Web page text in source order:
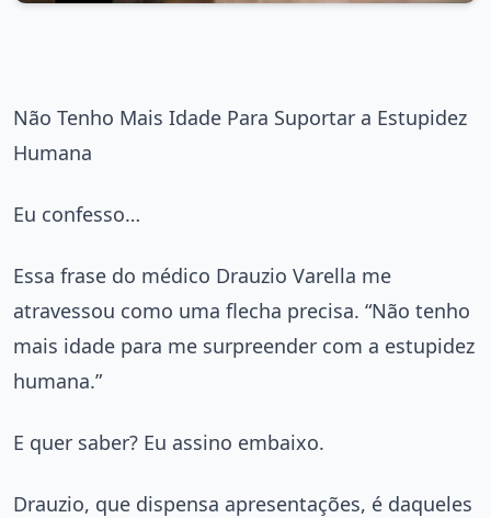
Não Tenho Mais Idade Para Suportar a Estupidez
Humana
Eu confesso…
Essa frase do médico Drauzio Varella me
atravessou como uma flecha precisa. “Não tenho
mais idade para me surpreender com a estupidez
humana.”
E quer saber? Eu assino embaixo.
Drauzio, que dispensa apresentações, é daqueles